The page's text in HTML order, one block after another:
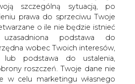
szczególną sytuacją, po
prawa do sprzeciwu Twoje
o ile nie będzie istnieć
podstawa do
wobec Twoich interesów,
podstawa do ustalenia,
roszczeń. Twoje dane nie
w celu marketingu własnego
sposób na
się od
Ukrainy